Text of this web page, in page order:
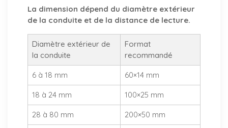
La dimension dépend du diamètre extérieur
de la conduite et de la distance de lecture.
Diamètre extérieur de
la conduite
Format
recommandé
6 à 18 mm 60×14 mm
18 à 24 mm 100×25 mm
28 à 80 mm 200×50 mm